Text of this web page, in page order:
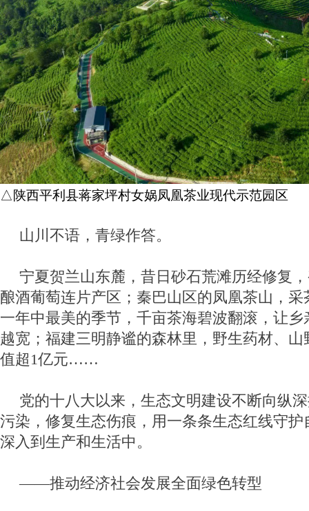
△陕西平利县蒋家坪村女娲凤凰茶业现代示范园区
山川不语，青绿作答。
宁夏贺兰山东麓，昔日砂石荒滩历经修复
酿酒葡萄连片产区；秦巴山区的凤凰茶山，
一年中最美的季节，千亩茶海碧波翻滚，让
越宽；福建三明静谧的森林里，野生药材、
值超1亿元……
党的十八大以来，生态文明建设不断向纵
污染，修复生态伤痕，用一条条生态红线守
深入到生产和生活中。
——推动经济社会发展全面绿色转型